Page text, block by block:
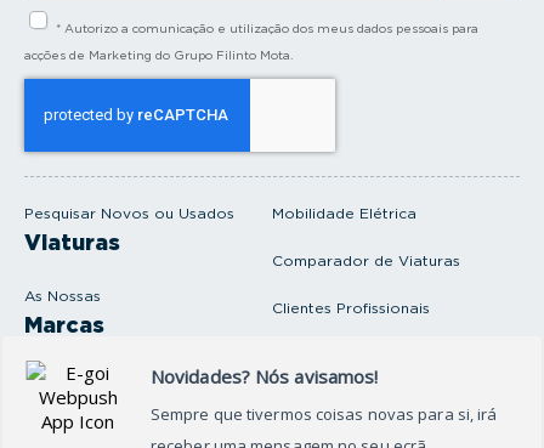
Pesquisar Novos ou Usados
Viaturas
As Nossas
Marcas
Produtos e serviços
Oficina
Mobilidade Elétrica
Comparador de Viaturas
Clientes Profissionais
* Autorizo a comunicação e utilização dos meus dados pessoais para
acções de Marketing do Grupo Filinto Mota.